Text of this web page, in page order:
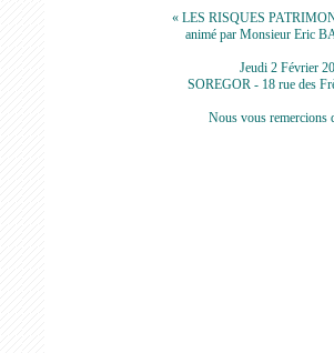
« LES RISQUES
animé par Monsieur Eric
Jeudi 2 Février
SOREGOR - 18 rue des
Nous vous remercions